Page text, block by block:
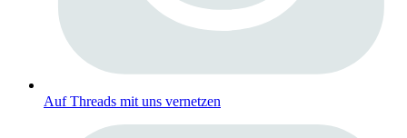
Auf Threads mit uns vernetzen